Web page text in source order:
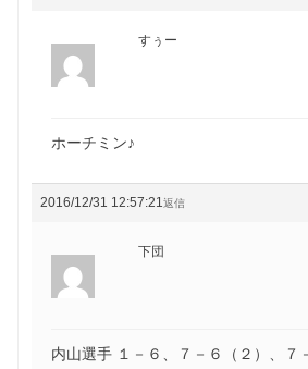
すぅー
ホーチミン♪
2016/12/31 12:57:21返信
下団
内山選手 １－６、７－６（２）、